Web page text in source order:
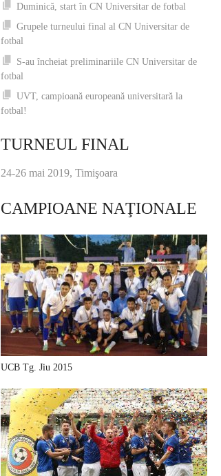
Duminică, start în CN Universitar de fotbal
Grupele turneului final al CN Universitar de
fotbal
S-au încheiat preliminariile CN Universitar de
fotbal
UVT, campioană europeană universitară la
fotbal!
TURNEUL FINAL
24-26 mai 2019, Timişoara
CAMPIOANE NAŢIONALE
UCB Tg. Jiu 2015